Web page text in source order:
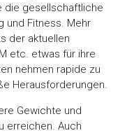
die gesellschaftliche
und Fitness. Mehr
der aktuellen
etc. etwas für ihre
nehmen rapide zu
Herausforderungen.
Gewichte und
erreichen. Auch